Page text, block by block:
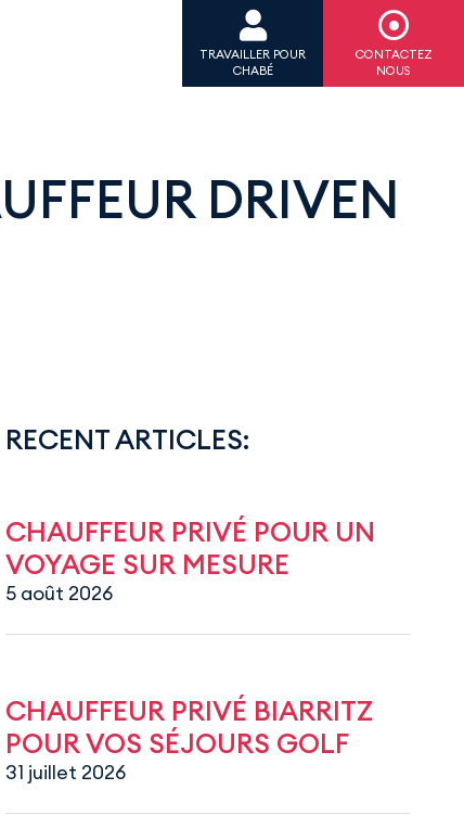
TRAVAILLER POUR
CHABÉ
CONTACTEZ
NOUS
DRIVEN
RECENT ARTICLES:
CHAUFFEUR PRIVÉ POUR UN
VOYAGE SUR MESURE
5 août 2026
CHAUFFEUR PRIVÉ BIARRITZ
POUR VOS SÉJOURS GOLF
31 juillet 2026